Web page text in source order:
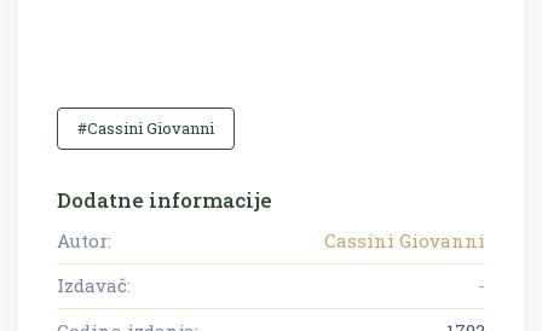
#Cassini Giovanni
Dodatne informacije
Autor:
Cassini Giovanni
Izdavač:
-